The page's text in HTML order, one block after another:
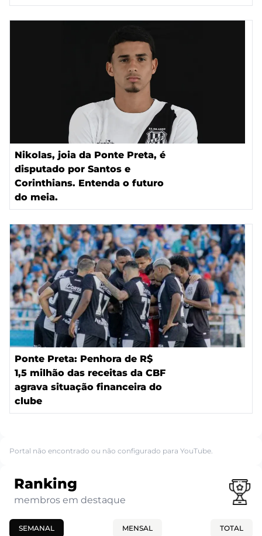
Nikolas, joia da Ponte Preta, é
disputado por Santos e
Corinthians. Entenda o futuro
do meia.
Ponte Preta: Penhora de R$
1,5 milhão das receitas da CBF
agrava situação financeira do
clube
Portal não encontrado ou não configurado para YouTube.
Ranking
membros em destaque
SEMANAL MENSAL TOTAL